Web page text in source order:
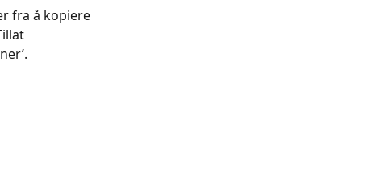
fra å kopiere